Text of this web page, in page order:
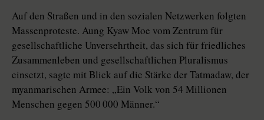
Auf den Straßen und in den sozialen Netzwerken folgten
Massenproteste. Aung Kyaw Moe vom Zentrum für
gesellschaftliche Unversehrtheit, das sich für friedliches
Zusammenleben und gesellschaftlichen Pluralismus
einsetzt, sagte mit Blick auf die Stärke der Tatmadaw, der
myanmarischen Armee: „Ein Volk von 54 Millionen
Menschen gegen 500 000 Männer.“